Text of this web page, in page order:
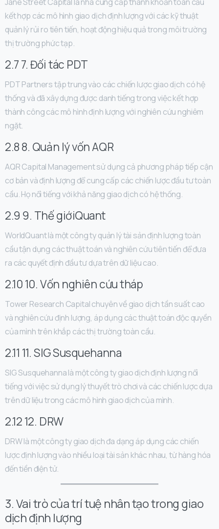
kết hợp các mô hình giao dịch định lượng với các kỹ thuật
quản lý rủi ro tiên tiến, hoạt động hiệu quả trong môi trường
thị trường phức tạp.
2.7 7. Đối tác PDT
PDT Partners tập trung vào các chiến lược giao dịch có hệ
thống và đã xây dựng được danh tiếng trong việc kết hợp
thành công các mô hình định lượng với nghiên cứu nghiêm
ngặt.
2.8 8. Quản lý vốn AQR
AQR Capital Management sử dụng cả phương pháp tiếp cận
cơ bản và định lượng để cung cấp các chiến lược đầu tư toàn
cầu. Họ nổi tiếng với khả năng giao dịch có hệ thống.
2.9 9. Thế giớiQuant
WorldQuant là một công ty quản lý tài sản định lượng toàn
cầu tận dụng các thuật toán và nghiên cứu tiên tiến để đưa
ra các quyết định đầu tư dựa trên dữ liệu cao.
2.10 10. Vốn nghiên cứu tháp
Tower Research Capital chuyên về giao dịch tần suất cao
và nghiên cứu định lượng, áp dụng các thuật toán độc quyền
của mình trên khắp các thị trường toàn cầu.
2.11 11. SIG Susquehanna
SIG Susquehanna là một công ty giao dịch định lượng nổi
tiếng với việc sử dụng lý thuyết trò chơi và các chiến lược dựa
trên dữ liệu trong các mô hình giao dịch của mình.
2.12 12. DRW
DRW là một công ty giao dịch đa dạng áp dụng các chiến
lược định lượng vào nhiều loại tài sản khác nhau, từ hàng hóa
đến tiền điện tử.
3. Vai trò của trí tuệ nhân tạo trong giao
dịch định lượng